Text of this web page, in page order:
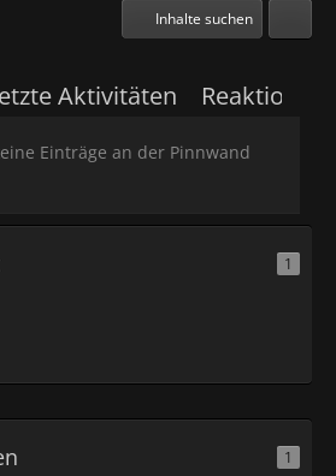
Inhalte suchen
Aktivitäten Reaktionen
Einträge an der Pinnwand
1
1